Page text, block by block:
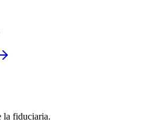
la fiduciaria.